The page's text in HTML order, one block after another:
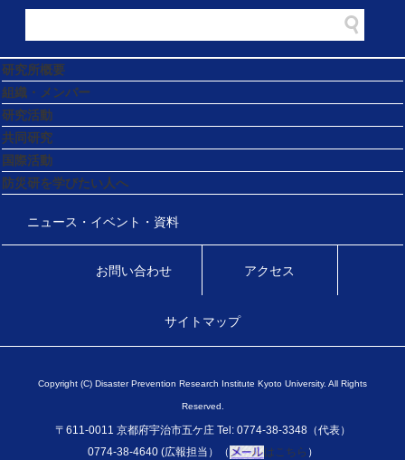
研究所概要
組織・メンバー
研究活動
共同研究
国際活動
防災研を学びたい人へ
ニュース・イベント・資料
お問い合わせ アクセス
サイトマップ
Copyright (C) Disaster Prevention Research Institute Kyoto University. All Rights
Reserved.
〒611-0011 京都府宇治市五ケ庄 Tel: 0774-38-3348（代表）
0774-38-4640 (広報担当）（
はこちら ）